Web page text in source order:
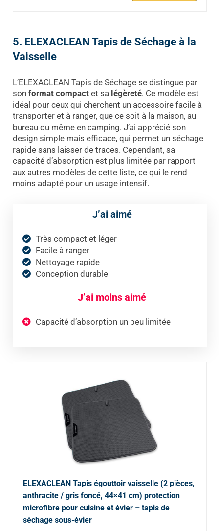
5. ELEXACLEAN Tapis de Séchage à la
Vaisselle
L’ELEXACLEAN Tapis de Séchage se distingue par
son format compactet sa légèreté. Ce modèle est
idéal pour ceux qui cherchent un accessoire facile à
transporter et à ranger, que ce soit à la maison, au
bureau ou même en camping. J’ai apprécié son
design simple mais efficace, qui permet un séchage
rapide sans laisser de traces. Cependant, sa
capacité d’absorption est plus limitée par rapport
aux autres modèles de cette liste, ce qui le rend
moins adapté pour un usage intensif.
J’ai aimé
Très compact et léger
Facile à ranger
Nettoyage rapide
Conception durable
J’ai moins aimé
Capacité d’absorption un peu limitée
ELEXACLEAN Tapis égouttoir vaisselle (2 pièces,
anthracite / gris foncé, 44×41 cm) protection
microfibre pour cuisine et évier – tapis de
séchage sous-évier